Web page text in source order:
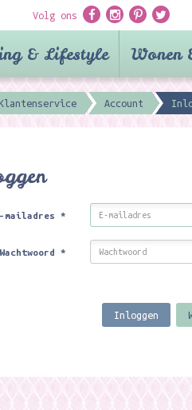
Volg ons
& Lifestyle Wonen
Klantenservice Account
mailadres*
Wachtwoord*
Inloggen